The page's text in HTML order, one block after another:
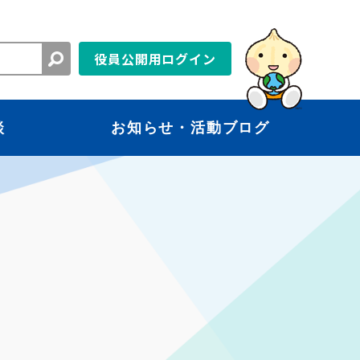
役員公開用ログイン
お知らせ・活動ブログ